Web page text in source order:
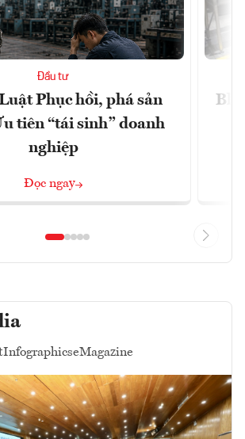
Đầu tư
Phục hồi, phá sản
tiên “tái sinh” doanh
nghiệp
Đọc ngay
InfographicseMagazine